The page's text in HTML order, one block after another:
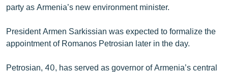
ՏԵՍԱՆՅՈՒԹԵՐ
ԲԱՆԱՎԵՃ
ՁԳՏԵԼՈՎ ԼԱՎԱԳՈՒՅՆԻՆ
ՓՈԴՔԱՍԹ
party as Armenia’s new environment minister.
President Armen Sarkissian was expected to formalize the
appointment of Romanos Petrosian later in the day.
Petrosian, 40, has served as governor of Armenia’s central